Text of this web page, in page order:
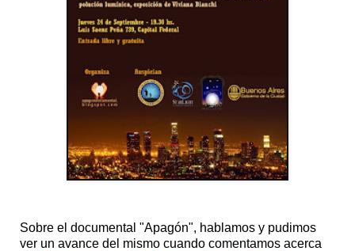
Sobre el documental "Apagón", hablamos y pudimos
ver un avance del mismo cuando comentamos acerca